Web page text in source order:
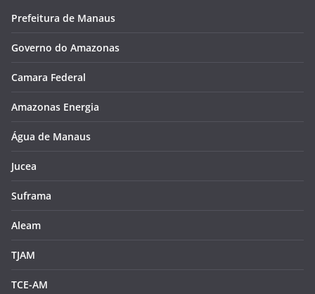
Prefeitura de Manaus
Governo do Amazonas
Camara Federal
Amazonas Energia
Água de Manaus
Jucea
Suframa
Aleam
TJAM
TCE-AM